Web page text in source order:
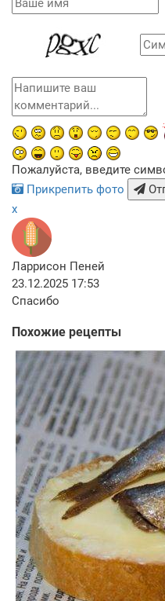
Пожалуйста, введите
Прикрепить фото
x
Ларрисон Пеней
23.12.2025 17:53
Спасибо
Похожие рецепты